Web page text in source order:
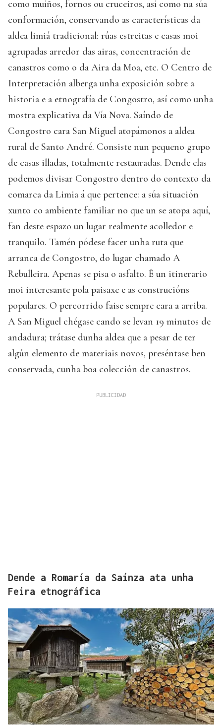
como muíños, fornos ou cruceiros, así como na súa
conformación, conservando as características da
aldea limiá tradicional: rúas estreitas e casas moi
agrupadas arredor das airas, concentración de
canastros como o da Aira da Moa, etc. O Centro de
Interpretación alberga unha exposición sobre a
historia e a etnografía de Congostro, así como unha
mostra explicativa da Vía Nova. Saíndo de
Congostro cara San Miguel atopámonos a aldea
rural de Santo André. Consiste nun pequeno grupo
de casas illadas, totalmente restauradas. Dende elas
podemos divisar Congostro dentro do contexto da
comarca da Limia á que pertence: a súa situación
xunto co ambiente familiar no que un se atopa aquí,
fan deste espazo un lugar realmente acolledor e
tranquilo. Tamén pódese facer unha ruta que
arranca de Congostro, do lugar chamado A
Rebulleira. Apenas se pisa o asfalto. É un itinerario
moi interesante pola paisaxe e as construcións
populares. O percorrido faise sempre cara a arriba.
A San Miguel chégase cando se levan 19 minutos de
andadura; trátase dunha aldea que a pesar de ter
algún elemento de materiais novos, preséntase ben
conservada, cunha boa colección de canastros.
Dende a Romaría da Saínza ata unha
Feira etnográfica